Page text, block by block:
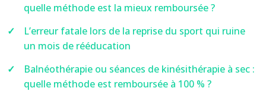
quelle méthode est la mieux remboursée ?
L’erreur fatale lors de la reprise du sport qui ruine
un mois de rééducation
Balnéothérapie ou séances de kinésithérapie à sec :
quelle méthode est remboursée à 100 % ?